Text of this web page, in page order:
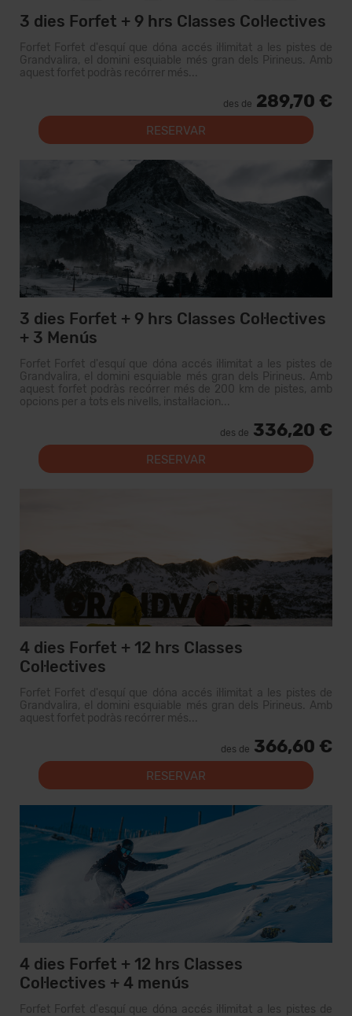
3 dies Forfet + 9 hrs Classes Col·lectives
Forfet Forfet d'esquí que dóna accés il·limitat a les pistes de
Grandvalira, el domini esquiable més gran dels Pirineus. Amb
aquest forfet podràs recórrer més...
des de 289,70 €
RESERVAR
3 dies Forfet + 9 hrs Classes Col·lectives
+ 3 Menús
Forfet Forfet d'esquí que dóna accés il·limitat a les pistes de
Grandvalira, el domini esquiable més gran dels Pirineus. Amb
aquest forfet podràs recórrer més de 200 km de pistes, amb
opcions per a tots els nivells, instal·lacion...
des de 336,20 €
RESERVAR
4 dies Forfet + 12 hrs Classes
Col·lectives
Forfet Forfet d'esquí que dóna accés il·limitat a les pistes de
Grandvalira, el domini esquiable més gran dels Pirineus. Amb
aquest forfet podràs recórrer més...
des de 366,60 €
RESERVAR
4 dies Forfet + 12 hrs Classes
Col·lectives + 4 menús
Forfet Forfet d'esquí que dóna accés il·limitat a les pistes de